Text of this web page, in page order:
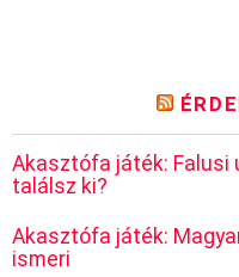
Akasztófa játék: Falusi
találsz ki?
Akasztófa játék:
ismeri